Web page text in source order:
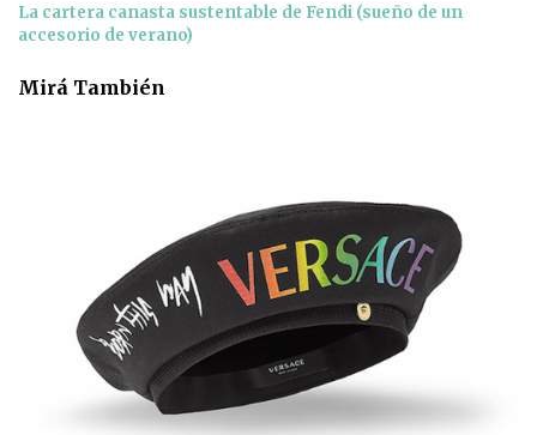
La cartera canasta sustentable de Fendi (sueño de un
accesorio de verano)
Mirá También